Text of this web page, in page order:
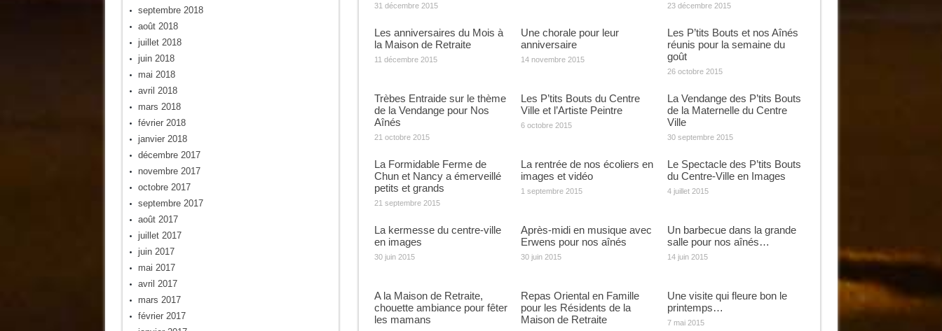
31 décembre 2015 23 décembre 2015
Les anniversaires du Mois à
la Maison de Retraite
11 décembre 2015
Une chorale pour leur
anniversaire
14 novembre 2015
Les P’tits Bouts et nos Aînés
réunis pour la semaine du
goût
26 octobre 2015
Trèbes Entraide sur le thème
de la Vendange pour Nos
Aînés
21 octobre 2015
Les P’tits Bouts du Centre
Ville et l’Artiste Peintre
6 octobre 2015
La Vendange des P’tits Bouts
de la Maternelle du Centre
Ville
30 septembre 2015
La Formidable Ferme de
Chun et Nancy a émerveillé
petits et grands
21 septembre 2015
La rentrée de nos écoliers en
images et vidéo
1 septembre 2015
Le Spectacle des P’tits Bouts
du Centre-Ville en Images
4 juillet 2015
La kermesse du centre-ville
en images
30 juin 2015
Après-midi en musique avec
Erwens pour nos aînés
30 juin 2015
Un barbecue dans la grande
salle pour nos aînés…
14 juin 2015
A la Maison de Retraite,
chouette ambiance pour fêter
les mamans
Repas Oriental en Famille
pour les Résidents de la
Maison de Retraite
Une visite qui fleure bon le
printemps…
7 mai 2015
septembre 2018
août 2018
juillet 2018
juin 2018
mai 2018
avril 2018
mars 2018
février 2018
janvier 2018
décembre 2017
novembre 2017
octobre 2017
septembre 2017
août 2017
juillet 2017
juin 2017
mai 2017
avril 2017
mars 2017
février 2017